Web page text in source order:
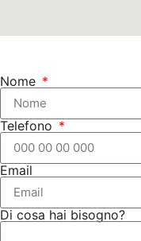
Nome
Telefono
Email
Di cosa hai bisogno?